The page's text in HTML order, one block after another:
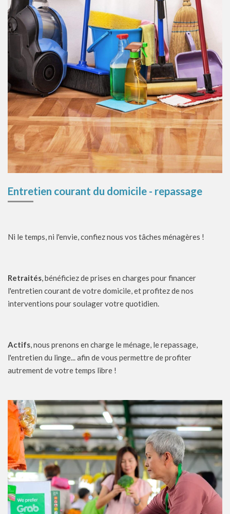
Entretien courant du domicile - repassage
Ni le temps, ni l'envie, confiez nous vos tâches ménagères !
Retraités, bénéficiez de prises en charges pour financer
l'entretien courant de votre domicile, et profitez de nos
interventions pour soulager votre quotidien.
Actifs, nous prenons en charge le ménage, le repassage,
l'entretien du linge... afin de vous permettre de profiter
autrement de votre temps libre !